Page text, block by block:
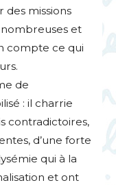
des missions
et
compte ce qui
de
: il charrie
contradictoires,
d’une forte
qui à la
et ont